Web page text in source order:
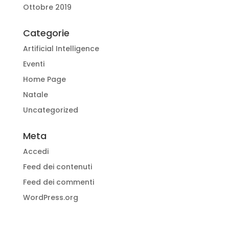
Ottobre 2019
Categorie
Artificial Intelligence
Eventi
Home Page
Natale
Uncategorized
Meta
Accedi
Feed dei contenuti
Feed dei commenti
WordPress.org